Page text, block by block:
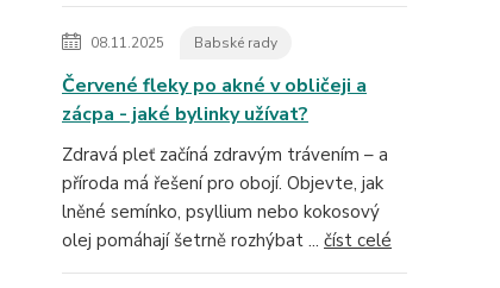
08.11.2025 Babské rady
Červené fleky po akné v obličeji a
zácpa - jaké bylinky užívat?
Zdravá pleť začíná zdravým trávením – a
příroda má řešení pro obojí. Objevte, jak
lněné semínko, psyllium nebo kokosový
olej pomáhají šetrně rozhýbat ... číst celé